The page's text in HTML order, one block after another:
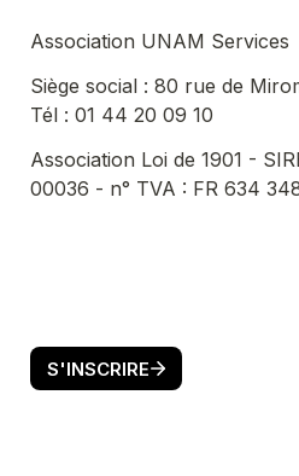
Association UNAM Services
Siège social : 80 rue de
Tél : 01 44 20 09 10
Association Loi de 1901 -
00036 - n° TVA : FR 634
S'INSCRIRE